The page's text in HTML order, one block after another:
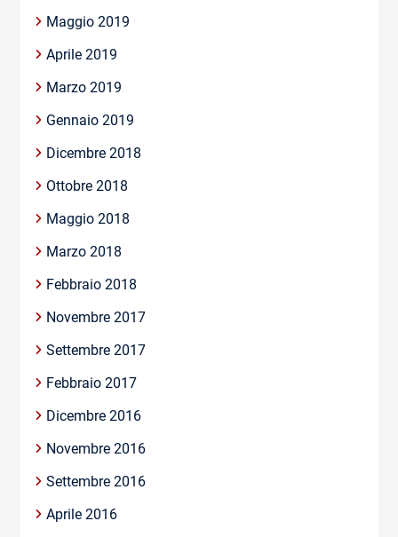
Maggio 2019
Aprile 2019
Marzo 2019
Gennaio 2019
Dicembre 2018
Ottobre 2018
Maggio 2018
Marzo 2018
Febbraio 2018
Novembre 2017
Settembre 2017
Febbraio 2017
Dicembre 2016
Novembre 2016
Settembre 2016
Aprile 2016